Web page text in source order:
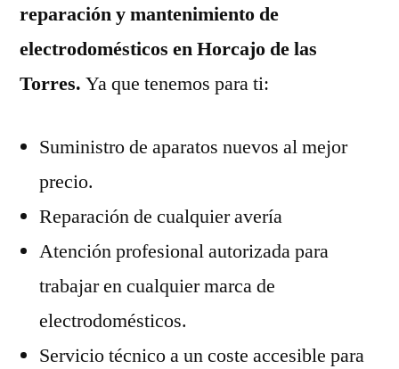
reparación y mantenimiento de
electrodomésticos en Horcajo de las
Torres. Ya que tenemos para ti:
Suministro de aparatos nuevos al mejor
precio.
Reparación de cualquier avería
Atención profesional autorizada para
trabajar en cualquier marca de
electrodomésticos.
Servicio técnico a un coste accesible para